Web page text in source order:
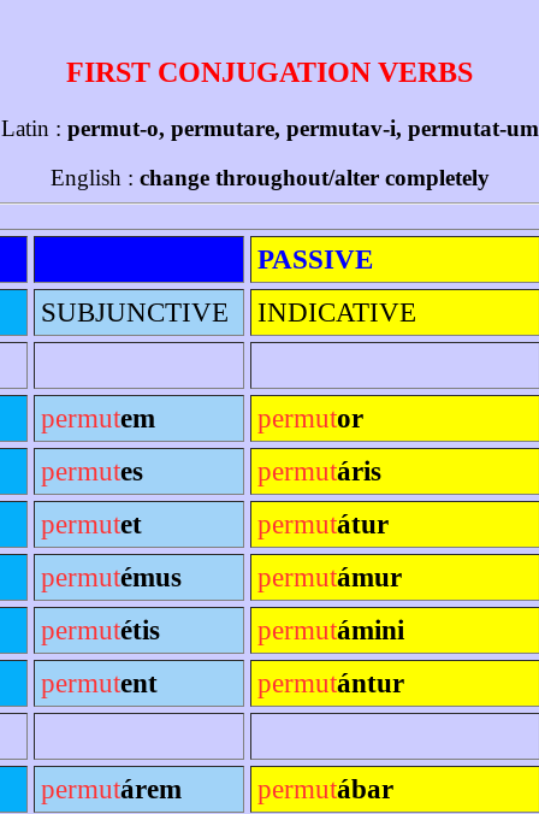
FIRST CONJUGATION VERBS
Latin : permut-o, permutare, permutav-i, permutat-um
English : change throughout/alter completely
PASSIVE
SUBJUNCTIVE INDICATIVE
permutem permutor
permutes permutáris
permutet permutátur
permutémus permutámur
permutétis permutámini
permutent permutántur
permutárem permutábar